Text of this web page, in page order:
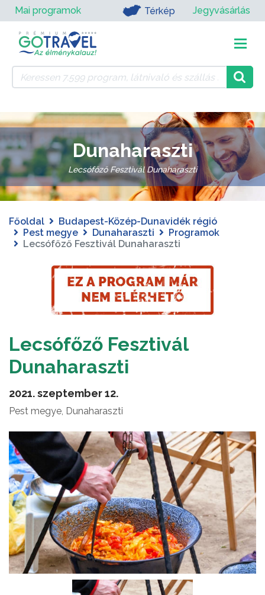
Mai programok Térkép Jegyvásárlás
Dunaharaszti
Lecsófőző Fesztivál Dunaharaszti
Főoldal
Budapest-Közép-Dunavidék régió
Pest megye
Dunaharaszti
Programok
Lecsófőző Fesztivál Dunaharaszti
Lecsófőző Fesztivál
Dunaharaszti
2021. szeptember 12.
Pest megye, Dunaharaszti